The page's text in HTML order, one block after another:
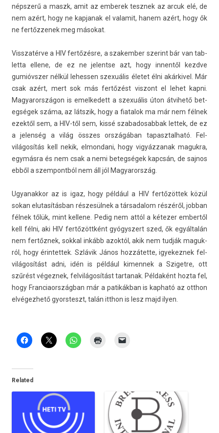
népszerű a maszk, amit az em­berek tesznek az arcuk elé, de
nem azért, hogy ne kap­janak el valamit, hanem azért, hogy ők
ne fer­tőzzenek meg másokat.
Visszatér­ve a HIV fertőzésre, a szakemb­er szerint bár van tab­
letta el­lene, de ez ne jelentse azt, hogy in­nen­től kezdve
gumióvszer nélkül lehess­en szexuális életet élni akár­kivel. Már
csak azért, mert sok más fertőzést vis­zont el lehet kapni.
Magyarországon is em­el­kedett a szexuális úton átvihető bet­
eg­ségek száma, az látszik, hogy a fiatalok ma már nem félnek
ezektől sem, a HIV-től sem, kissé szabadosab­bak let­tek, de ez
a jelen­ség a világ összes országában tapasztal­ható. Fel­
világosítás kell nekik, el­mondani, hogy vigyáz­zanak maguk­ra,
egymásra és nem csak a nemi bet­eg­ségek kapcsán, de saj­nos
ebből a szem­pontból nem áll jól Magyarország.
Ugyanak­kor az is igaz, hogy például a HIV fertőzöttek közül
sokan elutasítás­ban részesülnek a tár­sadalom részéről, job­ban
félnek tőlük, mint kel­lene. Pedig nem attól a kétezer em­ber­től
kell félni, aki HIV fertőzöttként gyógys­zert szed, ők egyáltalán
nem fertőznek, sokk­al inkább azoktól, akik nem tudják maguk­
ról, hogy érin­tettek. Szlávik János hozzátette, igyekez­nek fel­
világosítást adni, idén is például kimen­nek a Sziget­re, ott
szűrést végez­nek, fel­világosítást tar­tanak. Példaként hozta fel,
hogy Fran­ciaország­ban már a patikákban is kap­ható az otthon
el­végez­hető gyorsteszt, talán itthon is lesz majd ilyen.
Related